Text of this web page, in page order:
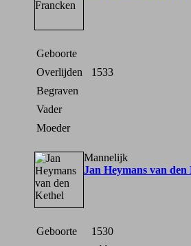
Geboorte
Overlijden
1533
Begraven
Vader
Moeder
Mannelijk
Jan Heymans van den
Geboorte
1530